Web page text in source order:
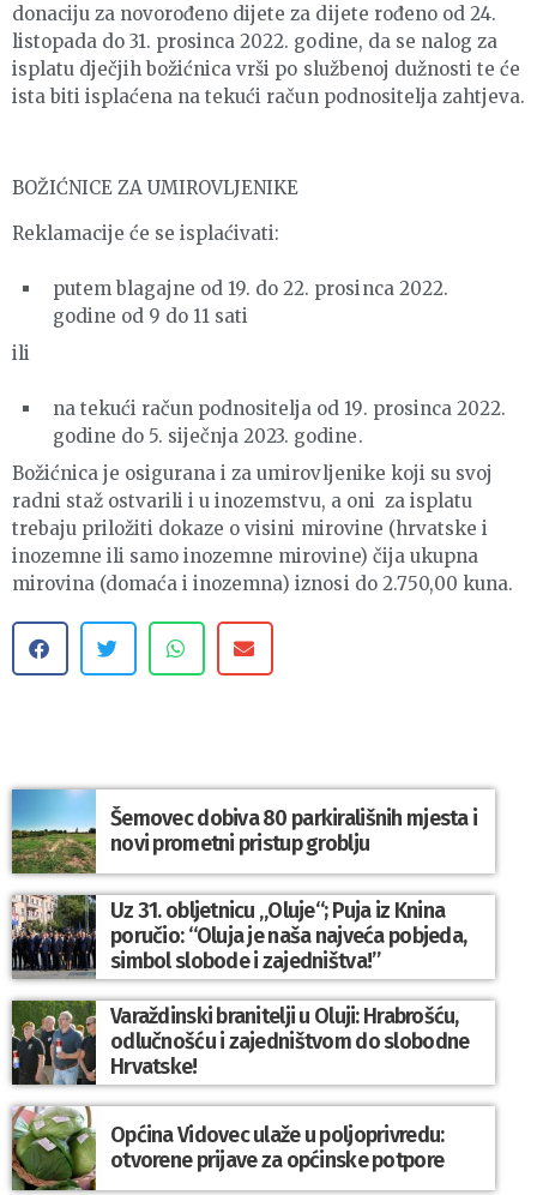
donaciju za novorođeno dijete za dijete rođeno od 24.
listopada do 31. prosinca 2022. godine, da se nalog za
isplatu dječjih božićnica vrši po službenoj dužnosti te će
ista biti isplaćena na tekući račun podnositelja zahtjeva.
BOŽIĆNICE ZA UMIROVLJENIKE
Reklamacije će se isplaćivati:
putem blagajne od 19. do 22. prosinca 2022.
godine od 9 do 11 sati
ili
na tekući račun podnositelja od 19. prosinca 2022.
godine do 5. siječnja 2023. godine.
Božićnica je osigurana i za umirovljenike koji su svoj
radni staž ostvarili i u inozemstvu, a oni za isplatu
trebaju priložiti dokaze o visini mirovine (hrvatske i
inozemne ili samo inozemne mirovine) čija ukupna
mirovina (domaća i inozemna) iznosi do 2.750,00 kuna.
Šemovec dobiva 80 parkirališnih mjesta i
novi prometni pristup groblju
Uz 31. obljetnicu „Oluje“; Puja iz Knina
poručio: “Oluja je naša najveća pobjeda,
simbol slobode i zajedništva!”
Varaždinski branitelji u Oluji: Hrabrošću,
odlučnošću i zajedništvom do slobodne
Hrvatske!
Općina Vidovec ulaže u poljoprivredu:
otvorene prijave za općinske potpore